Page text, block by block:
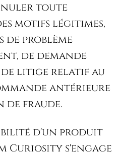
toute
motifs légitimes,
de problème
de demande
de litige relatif au
antérieure
de fraude.
d'un produit
Curiosity s'engage